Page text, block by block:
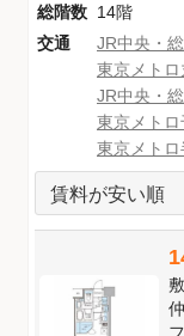
総階数 14階
交通
JR中央・
東京メト
JR中央・
東京メト
東京メト